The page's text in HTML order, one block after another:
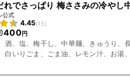
れでさっぱり 梅ささみの冷やし
公式
4.45(15)
400円
酒、塩、梅干し、中華麺、きゅうり、
白いりごま、ごま油、レモン汁、お湯